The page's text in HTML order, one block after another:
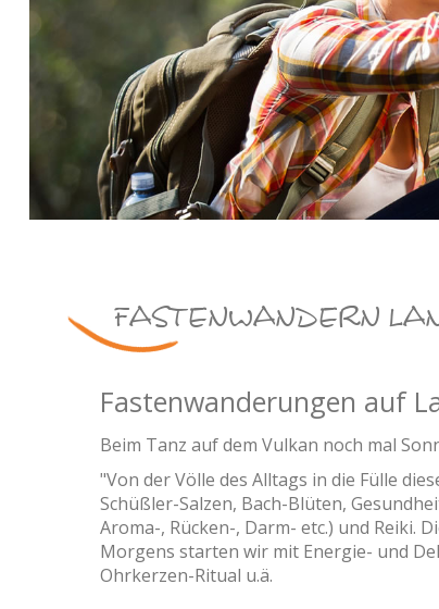
FASTENWANDERN
Fastenwanderungen auf
Beim Tanz auf dem Vulkan noch mal
"Von der Völle des Alltags in die Fülle
Schüßler-Salzen, Bach-Blüten,
Aroma-, Rücken-, Darm- etc.) und Reiki.
Morgens starten wir mit Energie- und
Ohrkerzen-Ritual u.ä.